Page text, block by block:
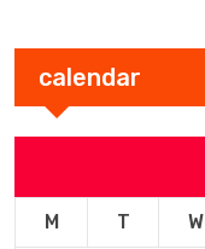
calendar
M T W